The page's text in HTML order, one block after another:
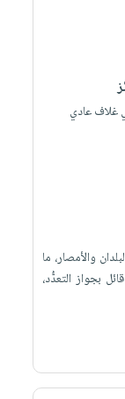
غلاف عادي
والأمصار، ما
بجواز التعدُّد،